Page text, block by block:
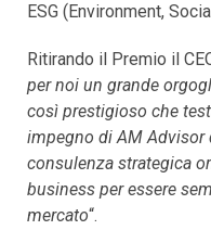
ESG (Environment,
Ritirando il Premio il
per noi un grande
così prestigioso che
impegno di AM
consulenza strategica
business per essere
mercato“.